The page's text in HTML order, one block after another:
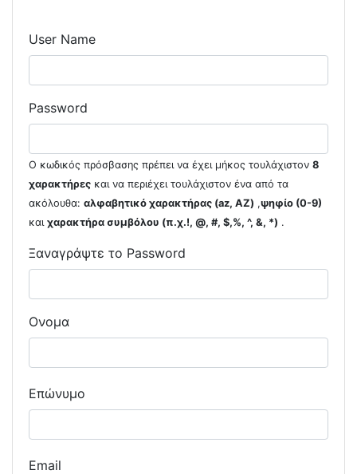
User Name
Password
Ο κωδικός πρόσβασης πρέπει να έχει μήκος τουλάχιστον 8
χαρακτήρες και να περιέχει τουλάχιστον ένα από τα
ακόλουθα: αλφαβητικό χαρακτήρας (az, AZ) ,ψηφίο (0-9)
και χαρακτήρα συμβόλου (π.χ.!, @, #, $,%, ^, &, *) .
Ξαναγράψτε το Password
Ονομα
Επώνυμο
Email